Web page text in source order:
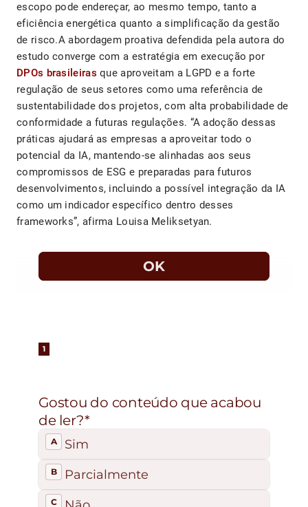
escopo pode endereçar, ao mesmo tempo, tanto a
eficiência energética quanto a simplificação da gestão
de risco.A abordagem proativa defendida pela autora do
estudo converge com a estratégia em execução por
DPOs brasileiras que aproveitam a LGPD e a forte
regulação de seus setores como uma referência de
sustentabilidade dos projetos, com alta probabilidade de
conformidade a futuras regulações. “A adoção dessas
práticas ajudará as empresas a aproveitar todo o
potencial da IA, mantendo-se alinhadas aos seus
compromissos de ESG e preparadas para futuros
desenvolvimentos, incluindo a possível integração da IA
como um indicador específico dentro desses
frameworks”, afirma Louisa Meliksetyan.